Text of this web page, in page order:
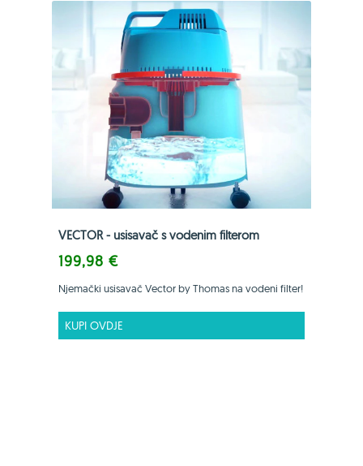
VECTOR - usisavač s vodenim filterom
199,98 €
Njemački usisavač Vector by Thomas na vodeni filter!
KUPI OVDJE